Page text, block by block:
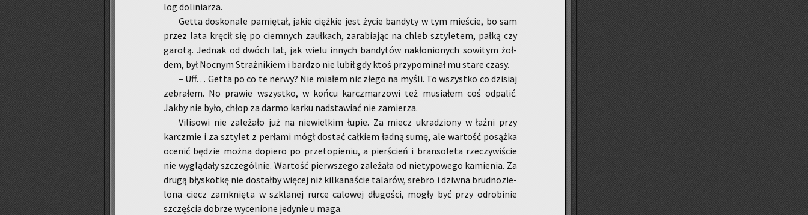
log do­li­nia­rza.
Getta do­sko­na­le pa­mię­tał, jakie cięż­kie jest życie ban­dy­ty w tym mie­ście, bo sam
przez lata krę­cił się po ciem­nych za­uł­kach, za­ra­bia­jąc na chleb szty­le­tem, pałką czy
ga­ro­tą. Jed­nak od dwóch lat, jak wielu in­nych ban­dy­tów na­kło­nio­nych so­wi­tym żoł­
dem, był Noc­nym Straż­ni­kiem i bar­dzo nie lubił gdy ktoś przy­po­mi­nał mu stare czasy.
– Uff… Getta po co te nerwy? Nie mia­łem nic złego na myśli. To wszyst­ko co dzi­siaj
ze­bra­łem. No pra­wie wszyst­ko, w końcu karcz­ma­rzo­wi też mu­sia­łem coś od­pa­lić.
Jakby nie było, chłop za darmo karku nad­sta­wiać nie za­mie­rza.
Vi­li­so­wi nie za­le­ża­ło już na nie­wiel­kim łupie. Za miecz ukra­dzio­ny w łaźni przy
karcz­mie i za szty­let z per­ła­mi mógł do­stać cał­kiem ładną sumę, ale war­tość po­sąż­ka
oce­nić bę­dzie można do­pie­ro po prze­to­pie­niu, a pier­ścień i bran­so­le­ta rze­czy­wi­ście
nie wy­glą­da­ły szcze­gól­nie. War­tość pierw­sze­go za­le­ża­ła od nie­ty­po­we­go ka­mie­nia. Za
drugą bły­skot­kę nie do­stał­by wię­cej niż kil­ka­na­ście ta­la­rów, sre­bro i dziw­na brud­no­zie­
lo­na ciecz za­mknię­ta w szkla­nej rurce ca­lo­wej dłu­go­ści, mogły być przy odro­bi­nie
szczę­ścia do­brze wy­ce­nio­ne je­dy­nie u maga.